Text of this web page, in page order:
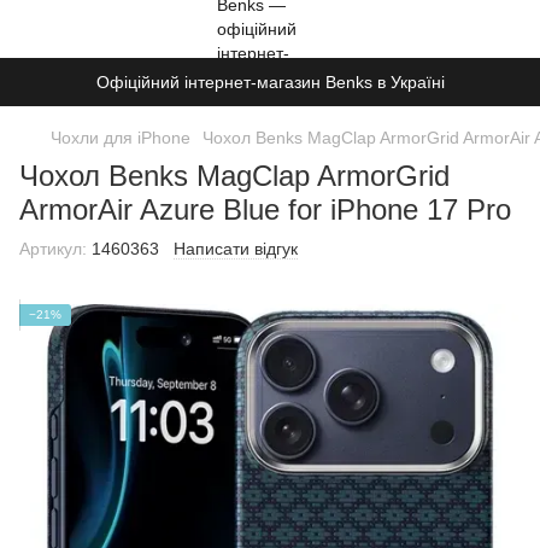
Офіційний інтернет-магазин Benks в Україні
Чохли для iPhone Чохол Benks MagClap ArmorGrid ArmorAir
Чохол Benks MagClap ArmorGrid
ArmorAir Azure Blue for iPhone 17 Pro
Артикул: 1460363 Написати відгук
−21%